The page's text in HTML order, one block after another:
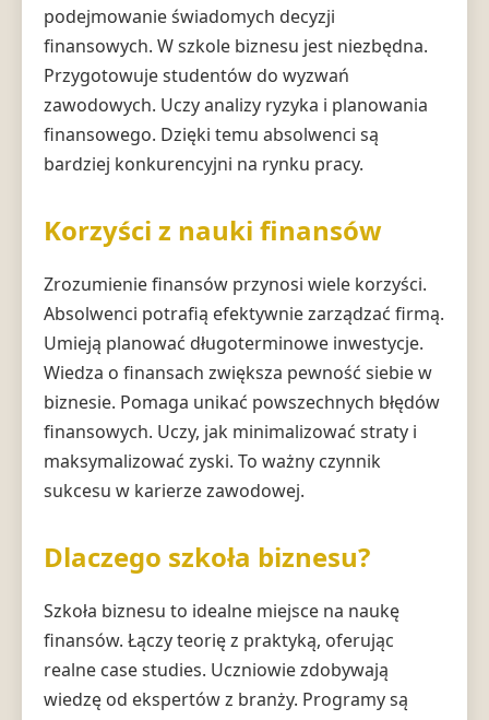
podejmowanie świadomych decyzji
finansowych. W szkole biznesu jest niezbędna.
Przygotowuje studentów do wyzwań
zawodowych. Uczy analizy ryzyka i planowania
finansowego. Dzięki temu absolwenci są
bardziej konkurencyjni na rynku pracy.
Korzyści z nauki finansów
Zrozumienie finansów przynosi wiele korzyści.
Absolwenci potrafią efektywnie zarządzać firmą.
Umieją planować długoterminowe inwestycje.
Wiedza o finansach zwiększa pewność siebie w
biznesie. Pomaga unikać powszechnych błędów
finansowych. Uczy, jak minimalizować straty i
maksymalizować zyski. To ważny czynnik
sukcesu w karierze zawodowej.
Dlaczego szkoła biznesu?
Szkoła biznesu to idealne miejsce na naukę
finansów. Łączy teorię z praktyką, oferując
realne case studies. Uczniowie zdobywają
wiedzę od ekspertów z branży. Programy są